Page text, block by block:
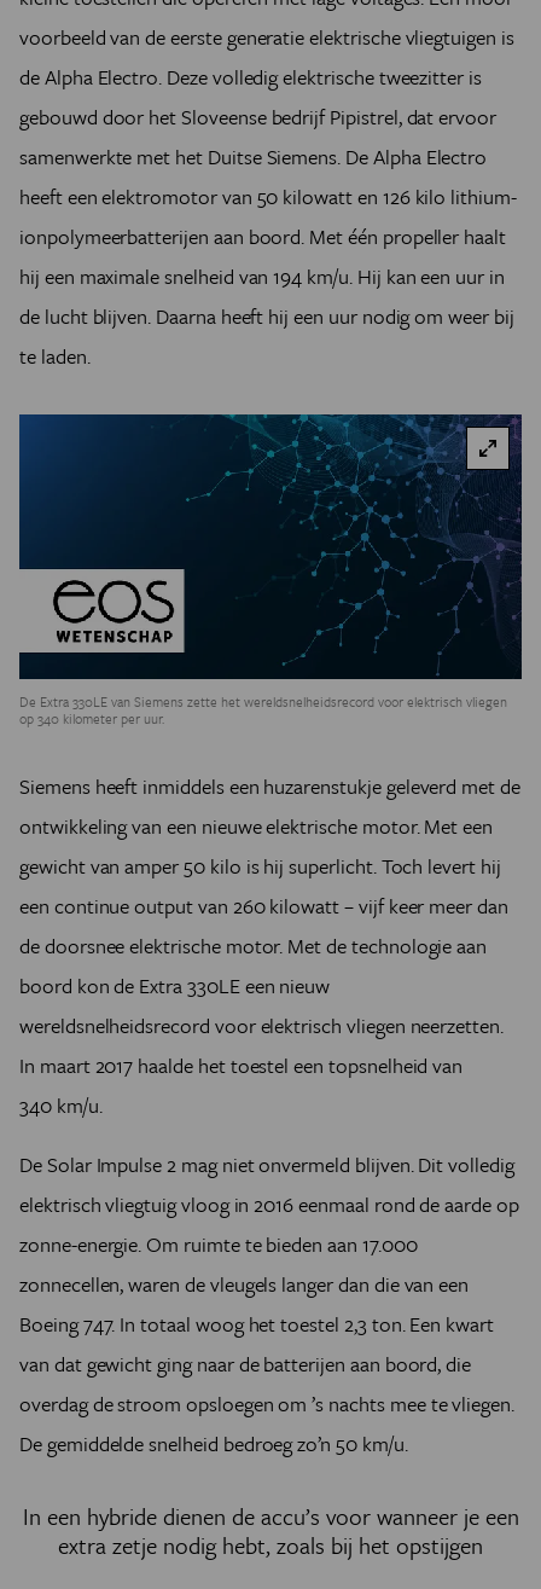
voorbeeld van de eerste generatie elektrische vliegtuigen is
de Alpha Electro. Deze volledig elektrische tweezitter is
gebouwd door het Sloveense bedrijf Pipistrel, dat ervoor
samenwerkte met het Duitse Siemens. De Alpha Electro
heeft een elektromotor van 50 kilowatt en 126 kilo lithium-
ionpolymeerbatterijen aan boord. Met één propeller haalt
hij een maximale snelheid van 194 km/u. Hij kan een uur in
de lucht blijven. Daarna heeft hij een uur nodig om weer bij
te laden.
De Extra 330LE van Siemens zette het wereldsnelheidsrecord voor elektrisch vliegen
op 340 kilometer per uur.
Siemens heeft inmiddels een huzarenstukje geleverd met de
ontwikkeling van een nieuwe elektrische motor. Met een
gewicht van amper 50 kilo is hij superlicht. Toch levert hij
een continue output van 260 kilowatt – vijf keer meer dan
de doorsnee elektrische motor. Met de technologie aan
boord kon de Extra 330LE een nieuw
wereldsnelheidsrecord voor elektrisch vliegen neerzetten.
In maart 2017 haalde het toestel een topsnelheid van
340 km/u.
De Solar Impulse 2 mag niet onvermeld blijven. Dit volledig
elektrisch vliegtuig vloog in 2016 eenmaal rond de aarde op
zonne-energie. Om ruimte te bieden aan 17.000
zonnecellen, waren de vleugels langer dan die van een
Boeing 747. In totaal woog het toestel 2,3 ton. Een kwart
van dat gewicht ging naar de batterijen aan boord, die
overdag de stroom opsloegen om ’s nachts mee te vliegen.
De gemiddelde snelheid bedroeg zo’n 50 km/u.
In een hybride dienen de accu’s voor wanneer je een
extra zetje nodig hebt, zoals bij het opstijgen